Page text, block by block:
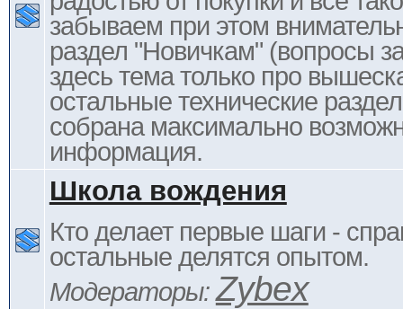
забываем при этом
раздел "Новичкам" (вопросы
здесь тема только про
остальные технические
собрана максимально
информация.
Школа вождения
Кто делает первые шаги -
остальные делятся опытом.
Модераторы:Zybex